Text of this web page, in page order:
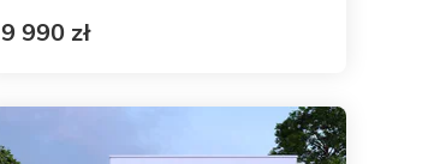
9 990 zł